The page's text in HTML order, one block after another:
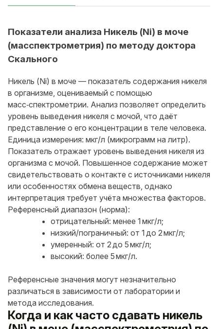
Показатели анализа Никель (Ni) в моче
(масспектрометрия) по методу доктора
Скального
Никель (Ni) в моче — показатель содержания никеля
в организме, оцениваемый с помощью
масс‑спектрометрии. Анализ позволяет определить
уровень выведения никеля с мочой, что даёт
представление о его концентрации в теле человека.
Единица измерения: мкг/л (микрограмм на литр).
Показатель отражает уровень выведения никеля из
организма с мочой. Повышенное содержание может
свидетельствовать о контакте с источниками никеля
или особенностях обмена веществ, однако
интерпретация требует учёта множества факторов.
Референсный диапазон (норма):
отрицательный: менее 1 мкг/л;
низкий/пограничный: от 1 до 2 мкг/л;
умеренный: от 2 до 5 мкг/л;
высокий: более 5 мкг/л.
Референсные значения могут незначительно
различаться в зависимости от лаборатории и
метода исследования.
Когда и как часто сдавать никель